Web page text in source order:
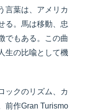
言葉は、アメリカ
る。馬は移動、忠
でもある。この曲
生の比喩として機
ックのリズム、カ
前作Gran Turismo